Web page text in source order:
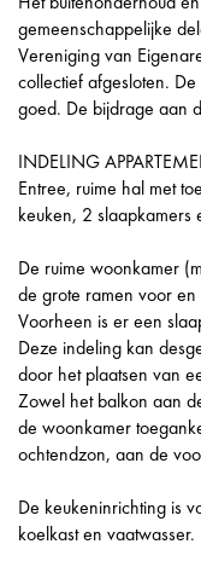
gemeenschappelijke
Vereniging van
collectief afgesloten.
goed. De bijdrage aan
INDELING
Entree, ruime hal met
keuken, 2 slaapkamers
De ruime woonkamer
de grote ramen voor
Voorheen is er een
Deze indeling kan
door het plaatsen van
Zowel het balkon aan
de woonkamer
ochtendzon, aan de
De keukeninrichting is
koelkast en vaatwasser.